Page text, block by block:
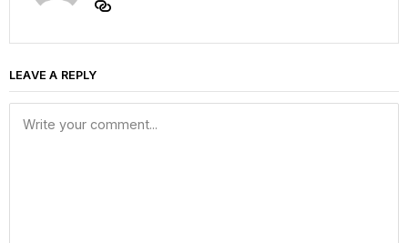
LEAVE A REPLY